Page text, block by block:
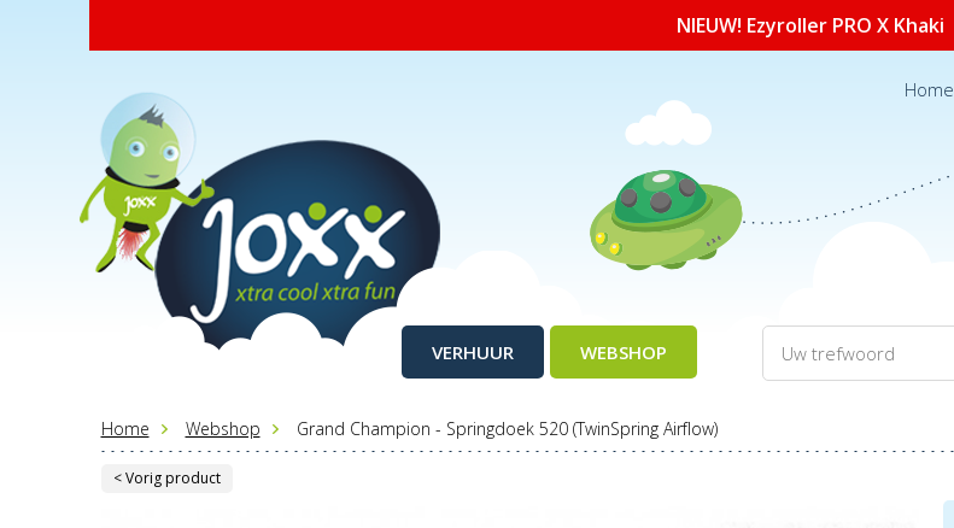
NIEUW! Ezyroller PRO X Khaki
Home
VERHUUR WEBSHOP
Home Webshop Grand Champion - Springdoek 520 (TwinSpring Airflow)
< Vorig product